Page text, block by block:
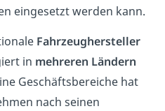
eingesetzt werden kann.
Fahrzeughersteller
in mehreren Ländern
Geschäftsbereiche hat
nach seinen